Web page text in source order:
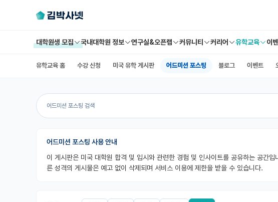
대학원생 모집 국내대학원 정보 연구실&오픈랩 커뮤니티 커리어 유학교육 이
유학교육 홈 수강 신청 미국 유학 게시판 어드미션 포스팅 블로그 이벤트
어드미션 포스팅 사용 안내
이 게시판은 미국 대학원 합격 및 입시와 관련한 경험 및 인사이트를 공유하는 공간
른 성격의 게시물은 예고 없이 삭제되며 서비스 이용에 제한을 받을 수 있습니다.